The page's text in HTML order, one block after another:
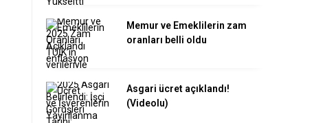
Memur ve Emeklilerin zam
oranları belli oldu
Asgari ücret açıklandı!
(Videolu)